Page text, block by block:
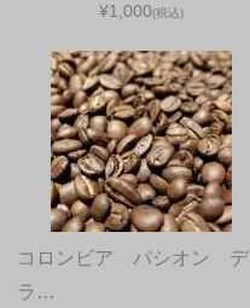
¥1,000(税込)
コロンビア パシオン デ
ラ…